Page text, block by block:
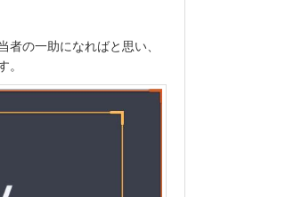
の一助になればと思い、
。